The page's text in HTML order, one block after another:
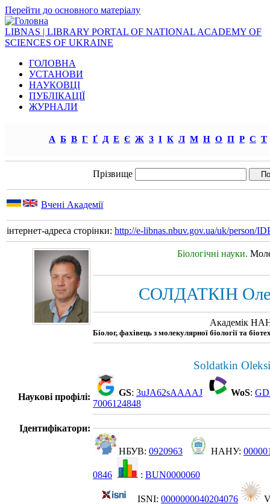
Перейти до основного матеріалу
LIBNAS | LIBRARY PORTAL OF NATIONAL ACADEMY OF
SCIENCES OF UKRAINE
ГОЛОВНА
УСТАНОВИ
НАУКОВЦІ
ПУБЛІКАЦІЇ
ЖУРНАЛИ
А Б В Г Ґ Д Е Є Ж З І К Л М Н О П Р С Т
Прізвище
Вчені Академії
інтернет-адреса сторінки: http://e-libnas.nbuv.gov.ua/uk/person/
Біологічні науки.
СОЛДАТКІН
Академік
Біолог, фахівець з молекулярної біології та
Soldatkin
Наукові профілі: GS: 3uJA62sAAAAJ WoS:
7006124848
Ідентифікатори:
НБУВ: 0920963 НАНУ:
0846 : BUN0000060
ISNI: 0000000040204076